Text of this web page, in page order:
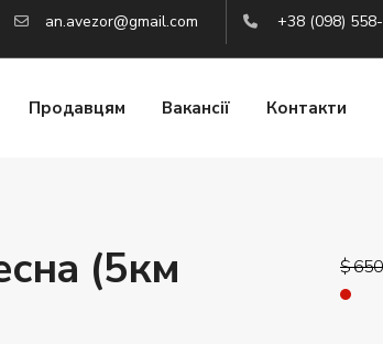
an.avezor@gmail.com +38 (098)
Продавцям Вакансії Контакти
(5км
$